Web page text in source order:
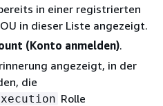
in einer registrierten
in dieser Liste angezeigt.
(Konto anmelden).
angezeigt, in der
die
Rolle